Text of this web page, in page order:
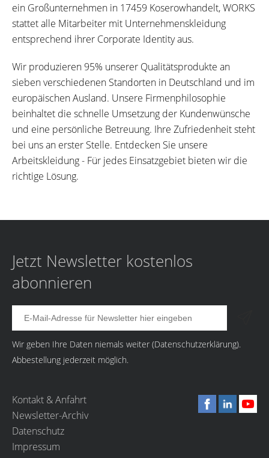
ein Großunternehmen in 17459 Koserowhandelt, WORKS
stattet alle Mitarbeiter mit Unternehmenskleidung
entsprechend ihrer Corporate Identity aus.
Wir produzieren 95% unserer Qualitätsprodukte an
sieben verschiedenen Standorten in Deutschland und im
europäischen Ausland. Unsere Firmenphilosophie
beinhaltet die schnelle Umsetzung der Kundenwünsche
und eine persönliche Betreuung. Ihre Zufriedenheit steht
bei uns an erster Stelle. Entdecken Sie unsere
Arbeitskleidung - Für jedes Einsatzgebiet bieten wir die
richtige Lösung.
Jetzt Newsletter kostenlos
abonnieren
Wir geben Ihre Daten niemals weiter (Datenschutzerklärung).
Abbestellung jederzeit möglich.
Kontakt & Anfahrt
Newsletter-Archiv
Datenschutz
Impressum